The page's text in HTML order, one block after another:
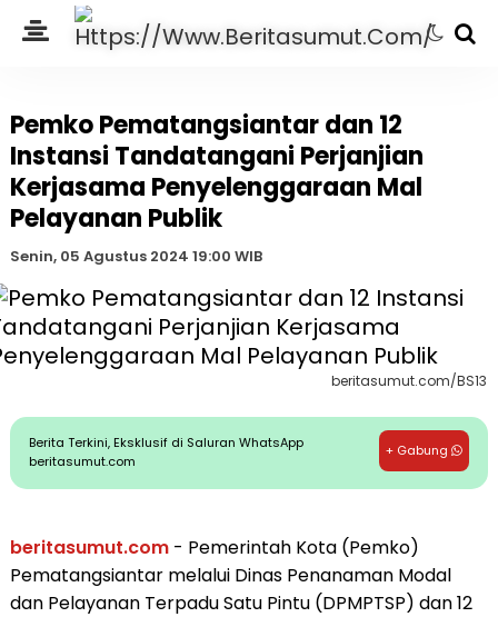
Pemko Pematangsiantar dan 12
Instansi Tandatangani Perjanjian
Kerjasama Penyelenggaraan Mal
Pelayanan Publik
Senin, 05 Agustus 2024 19:00 WIB
beritasumut.com/BS13
Berita Terkini, Eksklusif di Saluran WhatsApp
beritasumut.com
+ Gabung
beritasumut.com- Pemerintah Kota (Pemko)
Pematangsiantar melalui Dinas Penanaman Modal
dan Pelayanan Terpadu Satu Pintu (DPMPTSP) dan 12